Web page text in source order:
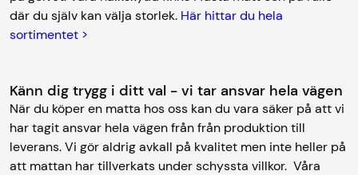
där du själv kan välja storlek. Här hittar du hela
sortimentet >
Känn dig trygg i ditt val - vi tar ansvar hela vägen
När du köper en matta hos oss kan du vara säker på att vi
har tagit ansvar hela vägen från från produktion till
leverans. Vi gör aldrig avkall på kvalitet men inte heller på
att mattan har tillverkats under schyssta villkor. Våra